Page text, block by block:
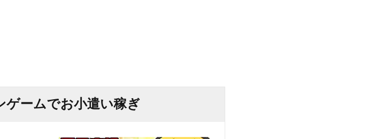
ゲームでお小遣い稼ぎ